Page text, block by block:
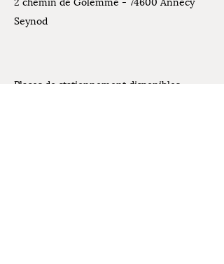
Seynod
Places de stationnement disponibles